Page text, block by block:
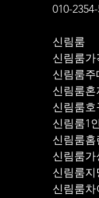
010-
신림룸
신림룸가
신림룸주
신림룸혼
신림룸호
신림룸1
신림룸홈
신림룸가
신림룸지
신림룸차